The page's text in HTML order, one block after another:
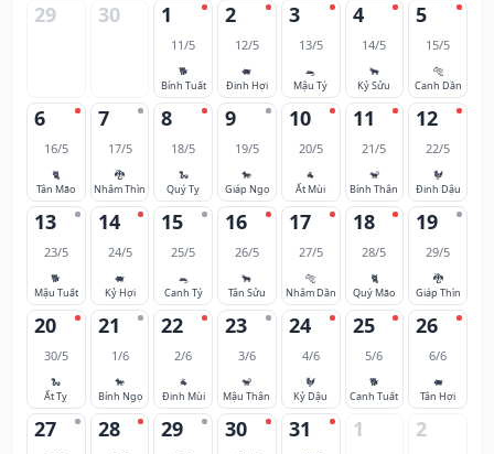
29 30 1
11/5
🐕
Bính Tuất
2
12/5
🐖
Đinh Hợi
3
13/5
🐀
Mậu Tý
4
14/5
🐂
Kỷ Sửu
5
15/5
🐅
Canh Dần
6
16/5
🐈
Tân Mão
7
17/5
🐉
Nhâm Thìn
8
18/5
🐍
Quý Tỵ
9
19/5
🐎
Giáp Ngọ
10
20/5
🐐
Ất Mùi
11
21/5
🐒
Bính Thân
12
22/5
🐓
Đinh Dậu
13
23/5
🐕
Mậu Tuất
14
24/5
🐖
Kỷ Hợi
15
25/5
🐀
Canh Tý
16
26/5
🐂
Tân Sửu
17
27/5
🐅
Nhâm Dần
18
28/5
🐈
Quý Mão
19
29/5
🐉
Giáp Thìn
20
30/5
🐍
Ất Tỵ
21
1/6
🐎
Bính Ngọ
22
2/6
🐐
Đinh Mùi
23
3/6
🐒
Mậu Thân
24
4/6
🐓
Kỷ Dậu
25
5/6
🐕
Canh Tuất
26
6/6
🐖
Tân Hợi
27 28 29 30 31 1 2